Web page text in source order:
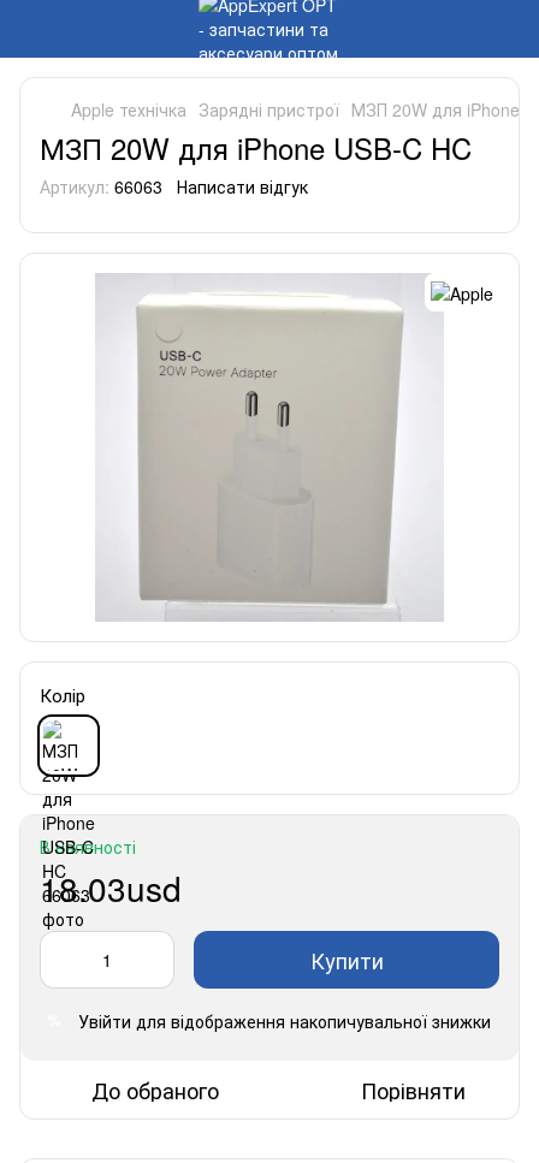
Apple технічка Зарядні пристрої МЗП 20W для iPhone
МЗП 20W для iPhone USB-C HC
Артикул: 66063 Написати відгук
Колір
В наявності
18.03usd
Купити
Увійти для відображення накопичувальної знижки
До обраного Порівняти